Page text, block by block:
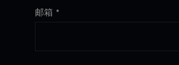
邮箱 *